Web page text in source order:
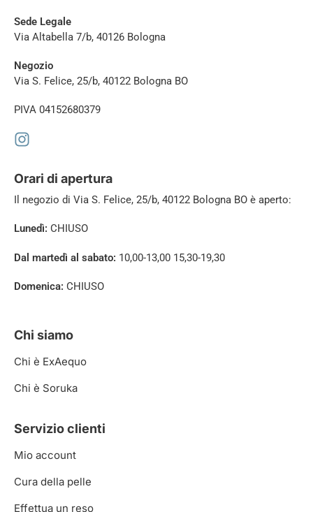
Sede Legale
Via Altabella 7/b, 40126 Bologna
Negozio
Via S. Felice, 25/b, 40122 Bologna BO
PIVA 04152680379
Orari di apertura
Il negozio di Via S. Felice, 25/b, 40122 Bologna BO è aperto:
Lunedì: CHIUSO
Dal martedì al sabato: 10,00-13,00 15,30-19,30
Domenica: CHIUSO
Chi siamo
Chi è ExAequo
Chi è Soruka
Servizio clienti
Mio account
Cura della pelle
Effettua un reso